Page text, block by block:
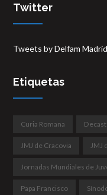
Twitter
Tweets by Delfam Madrid
Etiquetas
Curia Romana
JMJ de Cracovia JMJ
Jornadas Mundiales de
Papa Francisco